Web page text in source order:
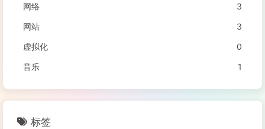
网络
3
网站
3
虚拟化
0
音乐
1
标签